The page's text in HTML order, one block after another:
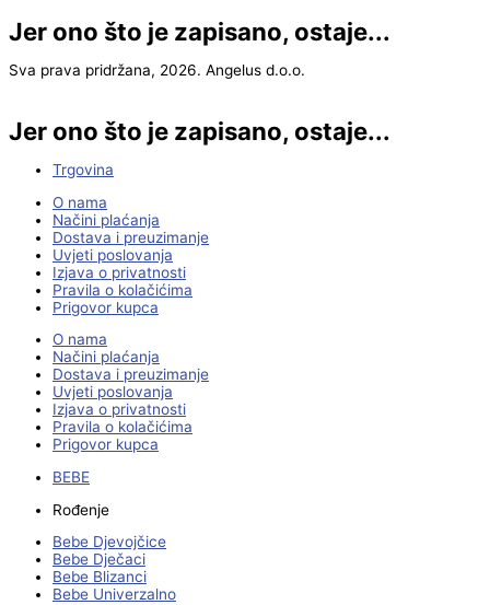
Jer ono što je zapisano, ostaje...
Sva prava pridržana, 2026. Angelus d.o.o.
Jer ono što je zapisano, ostaje...
Trgovina
O nama
Načini plaćanja
Dostava i preuzimanje
Uvjeti poslovanja
Izjava o privatnosti
Pravila o kolačićima
Prigovor kupca
O nama
Načini plaćanja
Dostava i preuzimanje
Uvjeti poslovanja
Izjava o privatnosti
Pravila o kolačićima
Prigovor kupca
BEBE
Rođenje
Bebe Djevojčice
Bebe Dječaci
Bebe Blizanci
Bebe Univerzalno